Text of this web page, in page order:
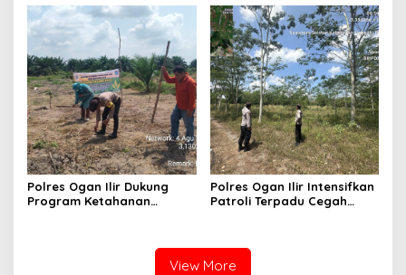
Terduga Pelaku Diamankan
Proses Berjalan
Transparan
Polres Ogan Ilir Dukung
Program Ketahanan
Polres Ogan Ilir Intensifkan
Patroli Terpadu Cegah
View More